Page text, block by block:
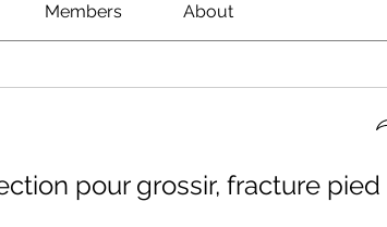
Members About
pour grossir, fracture pied